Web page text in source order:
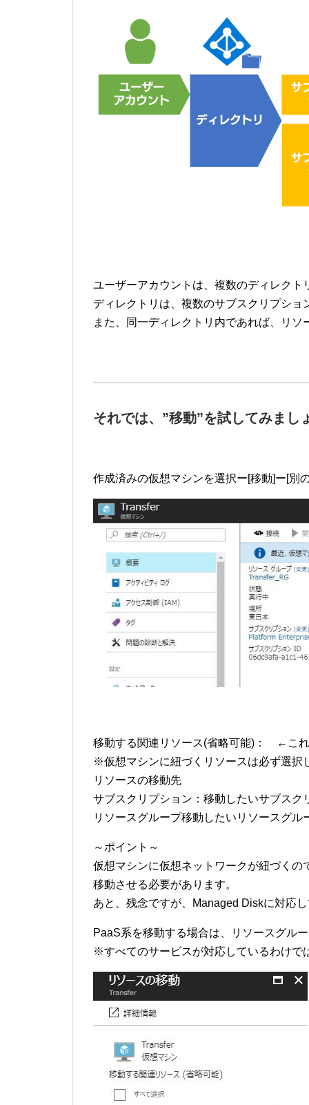
ユーザーアカウントは、複数のディレク
ディレクトリは、複数のサブスクリプショ
また、同一ディレクトリ内であれば、リソ
それでは、”移動”を試してみまし
作成済みの仮想マシンを選択ー[移動]ー[別
移動する関連リソース(省略可能)： ←こ
※仮想マシンに紐づくリソースは必ず選択
リソースの移動先
サブスクリプション：移動したいサブスク
リソースグループ移動したいリソースグル
～ポイント～
仮想マシンに仮想ネットワークが紐づく
移動させる必要があります。
あと、残念ですが、Managed Diskに対応
PaaS系を移動する場合は、リソースグル
※すべてのサービスが対応しているわけで